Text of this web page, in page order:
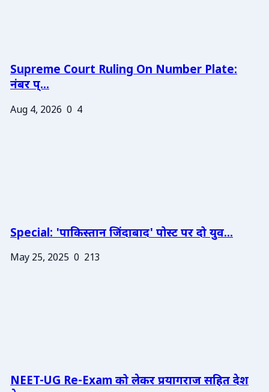
Supreme Court Ruling On Number Plate:
नंबर प्...
Aug 4, 2026 0 4
Special: 'पाकिस्तान जिंदाबाद' पोस्ट पर दो युव...
May 25, 2025 0 213
NEET-UG Re-Exam को लेकर प्रयागराज सहित देश